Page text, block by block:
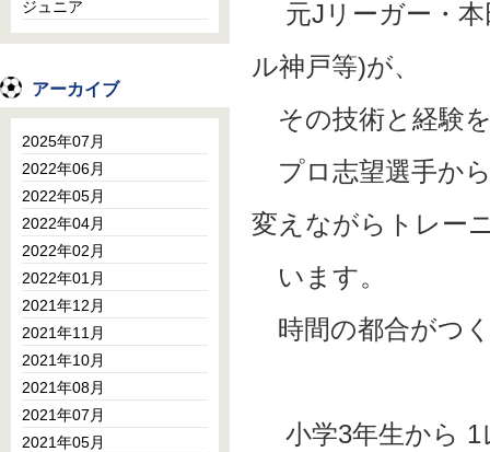
元Jリーガー・本
ル神戸等)が、
その技術と経験
プロ志望選手か
変えながらトレ
います。
時間の都合がつ
小学3年生から 1
ジュニア
アーカイブ
2025年07月
2022年06月
2022年05月
2022年04月
2022年02月
2022年01月
2021年12月
2021年11月
2021年10月
2021年08月
2021年07月
2021年05月